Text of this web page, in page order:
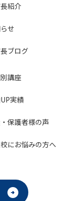
紹介
せ
ブログ
講座
実績
保護者様の声
にお悩みの⽅へ